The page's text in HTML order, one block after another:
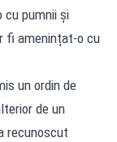
cu pumnii și
fi amenințat-o cu
un ordin de
de un
recunoscut